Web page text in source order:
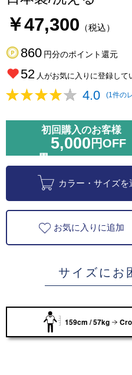
￥47,300 （税込）
860 円分のポイント還元
52 人がお気に入りに登録して
4.0 (1件の
初回購入のお客様
5,000 円OFF
カラー・サイズ
お気に入りに追加
サイズにお
159cm / 57kg